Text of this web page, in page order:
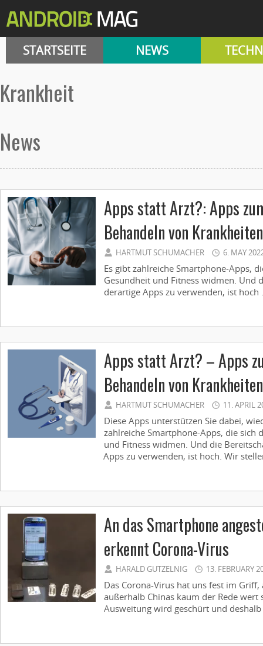
STARTSEITE NEWS
Krankheit
News
Apps statt Arzt?: Apps
Behandeln von Krankheiten
HARTMUT SCHUMACHER 6. MAY
Es gibt zahlreiche Smartphone-­Apps,
Gesundheit und Fitness widmen. Und
derartige Apps zu verwenden, ist hoch
Apps statt Arzt? – Apps
Behandeln von Krankheiten
HARTMUT SCHUMACHER 11. APRIL
Diese Apps unterstützen Sie dabei,
zahlreiche Smartphone-Apps, die sich
und Fitness widmen. Und die
Apps zu verwenden, ist hoch. Wir
An das Smartphone
erkennt Corona-Virus
HARALD GUTZELNIG 13. FEBRUARY
Das Corona-Virus hat uns fest im
außerhalb Chinas kaum der Rede
Ausweitung wird geschürt und